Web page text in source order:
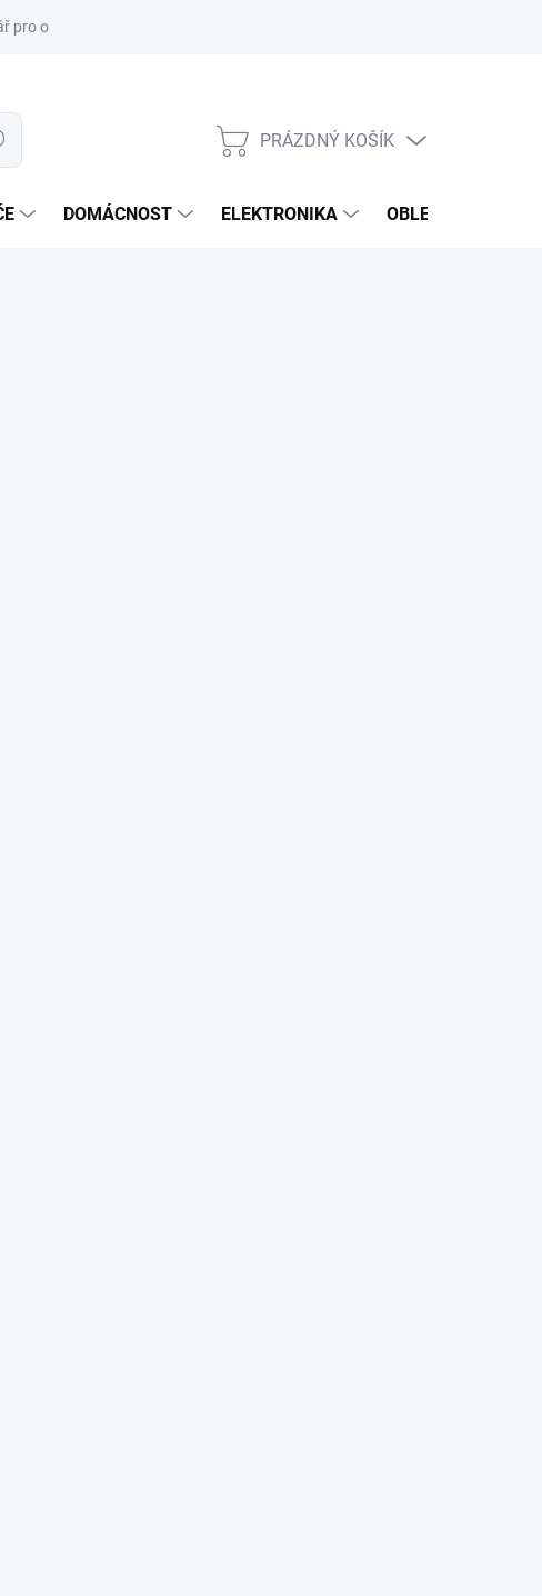
pro odstoupení od smlouvy
NÁKUPNÍ
PRÁZDNÝ KOŠÍK
DOMÁCNOST ELEKTRONIKA OBLEČENÍ, OBUV